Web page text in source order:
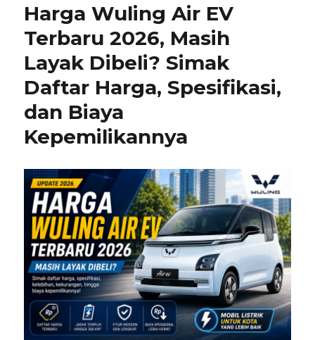
Harga Wuling Air EV
Terbaru 2026, Masih
Layak Dibeli? Simak
Daftar Harga, Spesifikasi,
dan Biaya
Kepemilikannya